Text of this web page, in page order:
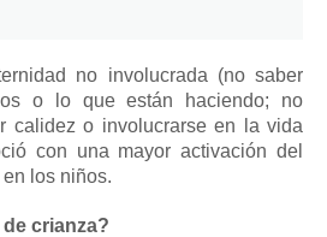
no involucrada (no saber
o lo que están haciendo; no
calidez o involucrarse en la vida
con una mayor activación del
los niños.
crianza?